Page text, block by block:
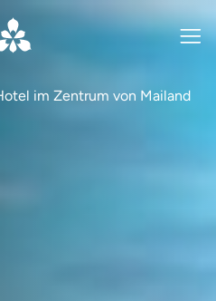
im Zentrum von Mailand